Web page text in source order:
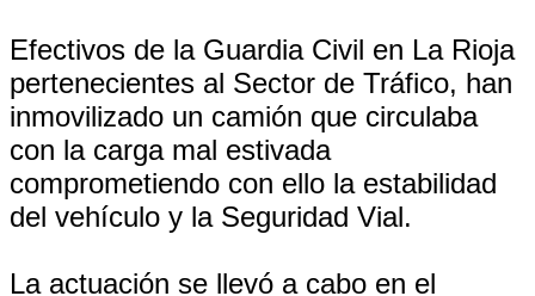
Efectivos de la Guardia Civil en La Rioja
pertenecientes al Sector de Tráfico, han
inmovilizado un camión que circulaba
con la carga mal estivada
comprometiendo con ello la estabilidad
del vehículo y la Seguridad Vial.
La actuación se llevó a cabo en el